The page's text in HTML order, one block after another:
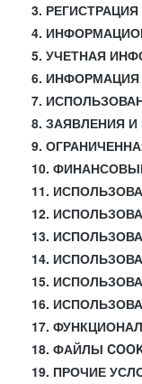
3.
4.
5. УЧЕТНАЯ
6.
7.
8. ЗАЯВЛЕНИЯ
9.
10.
11.
12.
13.
14.
15.
16.
17. ФУНКЦИОНАЛ
18. ФАЙЛЫ
19. ПРОЧИЕ